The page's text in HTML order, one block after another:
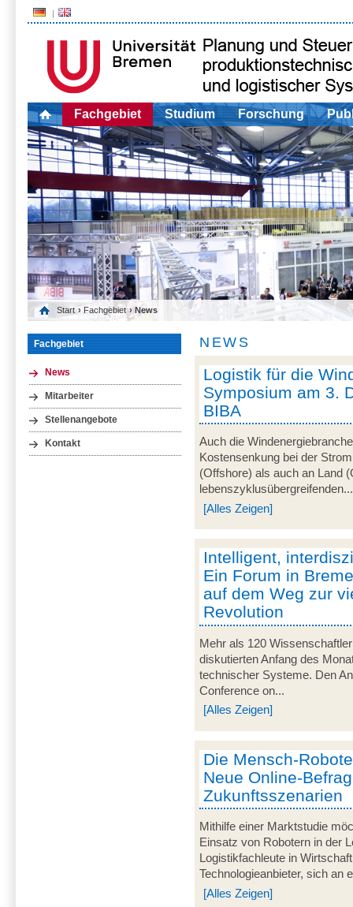
Fachgebiet Studium Forschung
Start › Fachgebiet › News
Fachgebiet
News
Mitarbeiter
Stellenangebote
Kontakt
NEWS
Logistik für die
Symposium am 3.
BIBA
Auch die
Kostensenkung bei der
(Offshore) als auch an Land
lebenszyklusübergreifenden...
[Alles Zeigen]
Intelligent,
Ein Forum in
auf dem Weg zur
Revolution
Mehr als 120
diskutierten Anfang des
technischer Systeme. Den
Conference on...
[Alles Zeigen]
Die Mensch-
Neue Online-
Zukunftsszenarien
Mithilfe einer Marktstudie
Einsatz von Robotern in der
Logistikfachleute in
Technologieanbieter, sich an
[Alles Zeigen]